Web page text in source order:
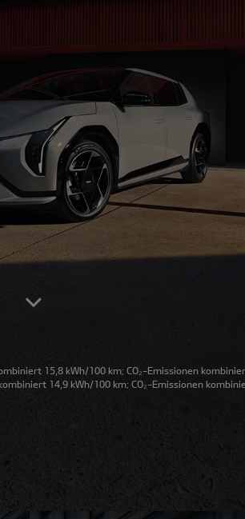
15,8 kWh/100 km; CO₂-Emissionen
14,9 kWh/100 km; CO₂-Emissionen